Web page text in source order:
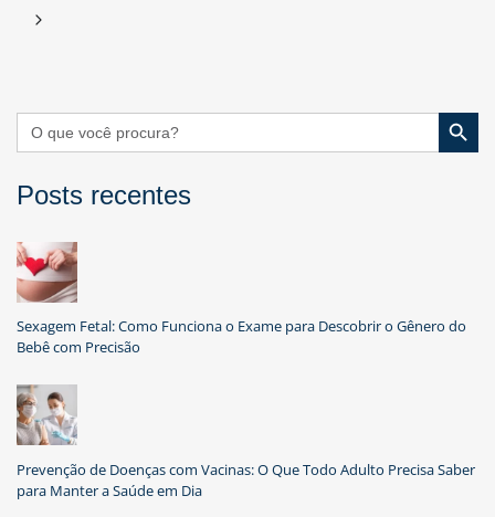
Página
Anterior
Página
Search
for:
Search Button
Posts recentes
Sexagem Fetal: Como Funciona o Exame para Descobrir o Gênero do
Bebê com Precisão
Prevenção de Doenças com Vacinas: O Que Todo Adulto Precisa Saber
para Manter a Saúde em Dia